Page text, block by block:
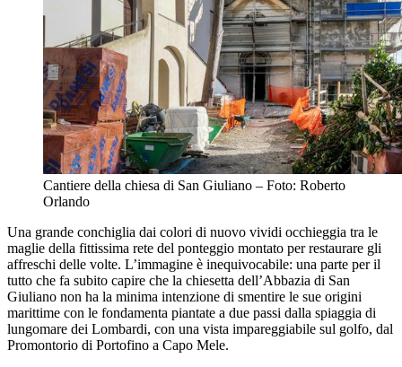
Cantiere della chiesa di San Giuliano – Foto: Roberto
Orlando
Una grande conchiglia dai colori di nuovo vividi occhieggia tra le
maglie della fittissima rete del ponteggio montato per restaurare gli
affreschi delle volte. L’immagine è inequivocabile: una parte per il
tutto che fa subito capire che la chiesetta dell’Abbazia di San
Giuliano non ha la minima intenzione di smentire le sue origini
marittime con le fondamenta piantate a due passi dalla spiaggia di
lungomare dei Lombardi, con una vista impareggiabile sul golfo, dal
Promontorio di Portofino a Capo Mele.